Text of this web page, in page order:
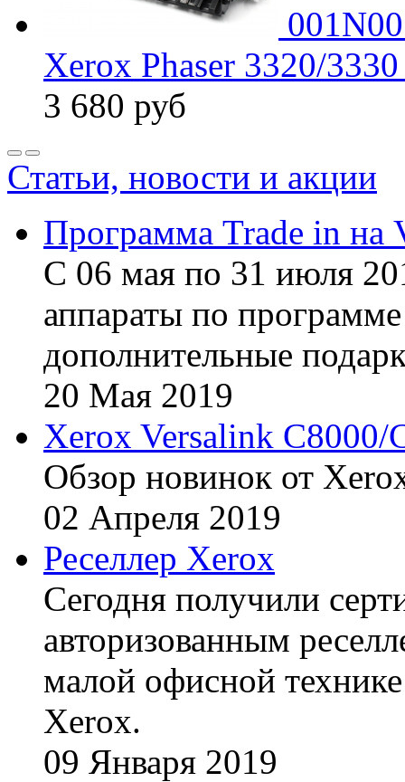
Xerox Phaser 3320/
3 680 руб
Статьи, новости и акции
Программа Trade in на
С 06 мая по 31 июля
аппараты по
дополнительные
20 Мая 2019
Xerox Versalink C8000/
Обзор новинок от
02 Апреля 2019
Реселлер Xerox
Сегодня получили
авторизованным
малой офисной
Xerox.
09 Января 2019